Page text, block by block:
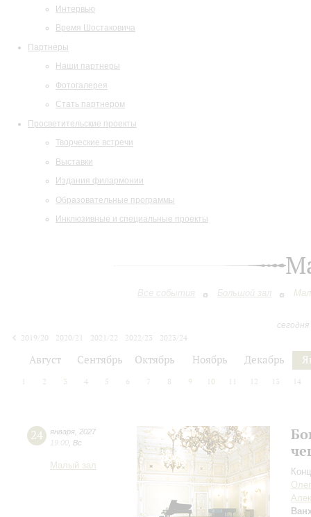
Интервью
Время Шостаковича
Партнеры
Наши партнеры
Фотогалерея
Стать партнером
Просветительские проекты
Творческие встречи
Выставки
Издания филармонии
Образовательные программы
Инклюзивные и специальные проекты
Все события Большой зал
2019/20
2020/21 2021/22 2022/23
2023/24
Август Сентябрь Октябрь Ноябрь Декабрь
2 3 4 5 6 7 8 9 10 12 13 14
24 января 2027
19:00 Вс
Малый зал